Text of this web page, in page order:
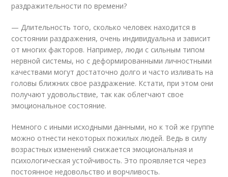
раздражительности по времени?
— Длительность того, сколько человек находится в
состоянии раздражения, очень индивидуальна и зависит
от многих факторов. Например, люди с сильным типом
нервной системы, но с деформированными личностными
качествами могут достаточно долго и часто изливать на
головы ближних свое раздражение. Кстати, при этом они
получают удовольствие, так как облегчают свое
эмоциональное состояние.
Немного с иными исходными данными, но к той же группе
можно отнести некоторых пожилых людей. Ведь в силу
возрастных изменений снижается эмоциональная и
психологическая устойчивость. Это проявляется через
постоянное недовольство и ворчливость.